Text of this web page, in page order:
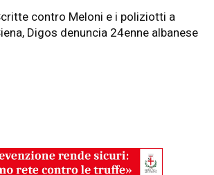
contro Meloni e i poliziotti a
Digos denuncia 24enne albanese